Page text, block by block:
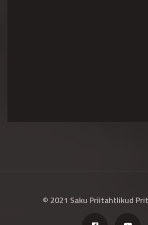
© 2021 Saku Priitahtlikud